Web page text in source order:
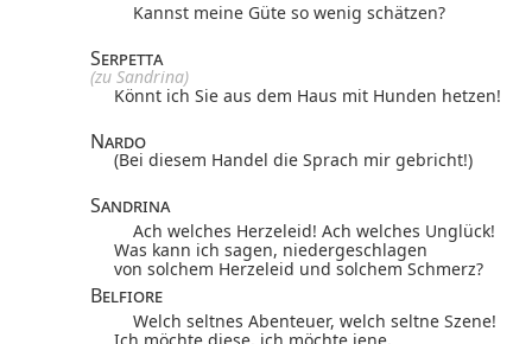
Kannst meine Güte so wenig schätzen?
Serpetta
(zu Sandrina)
Könnt ich Sie aus dem Haus mit Hunden hetzen!
Nardo
(Bei diesem Handel die Sprach mir gebricht!)
Sandrina
Ach welches Herzeleid! Ach welches Unglück!
Was kann ich sagen, niedergeschlagen
von solchem Herzeleid und solchem Schmerz?
Belfiore
Welch seltnes Abenteuer, welch seltne Szene!